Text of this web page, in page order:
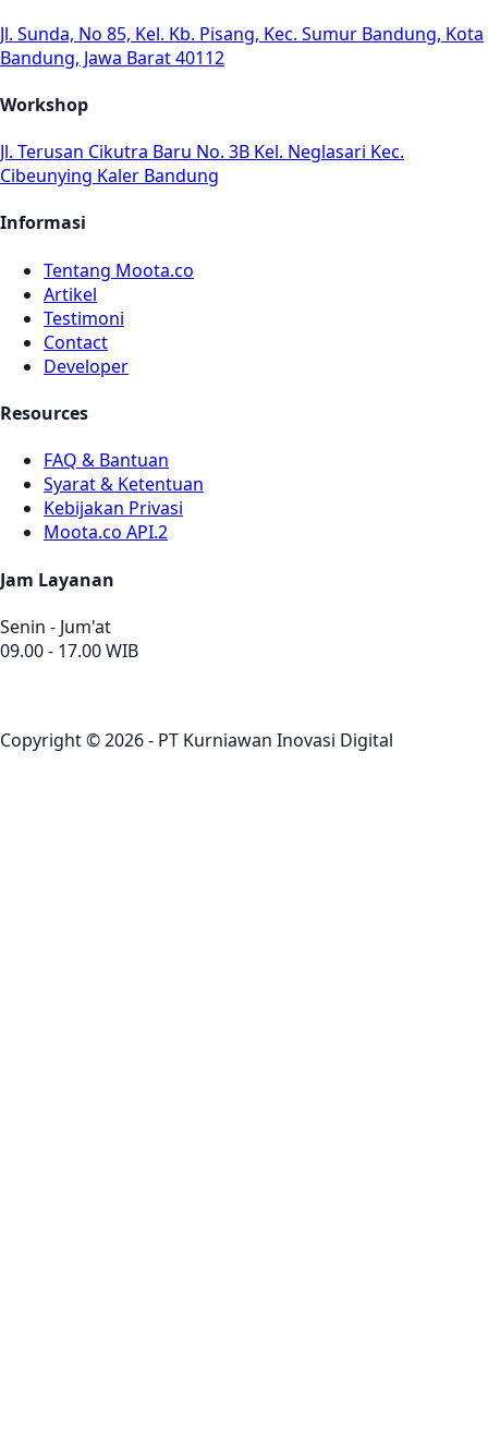
Jl. Sunda, No 85, Kel. Kb. Pisang, Kec. Sumur Bandung, Kota
Bandung, Jawa Barat 40112
Workshop
Jl. Terusan Cikutra Baru No. 3B Kel. Neglasari Kec.
Cibeunying Kaler Bandung
Informasi
Tentang Moota.co
Artikel
Testimoni
Contact
Developer
Resources
FAQ & Bantuan
Syarat & Ketentuan
Kebijakan Privasi
Moota.co API.2
Jam Layanan
Senin - Jum'at
09.00 - 17.00 WIB
Copyright © 2026 - PT Kurniawan Inovasi Digital